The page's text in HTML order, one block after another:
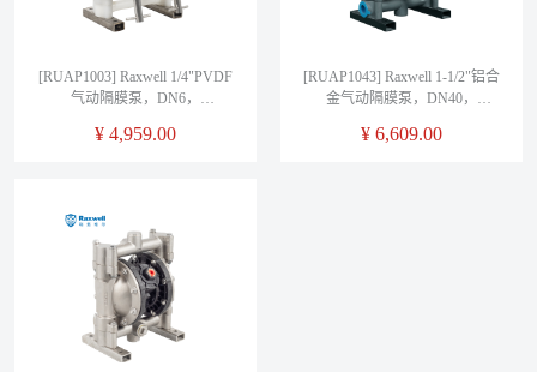
[RUAP1003] Raxwell 1/4"PVDF
气动隔膜泵，DN6，
RUAP1003，1台
¥ 4,959.00
[RUAP1043] Raxwell 1-1/2"铝合
金气动隔膜泵，DN40，
备注，RUAP1043，1台
¥6,609.00